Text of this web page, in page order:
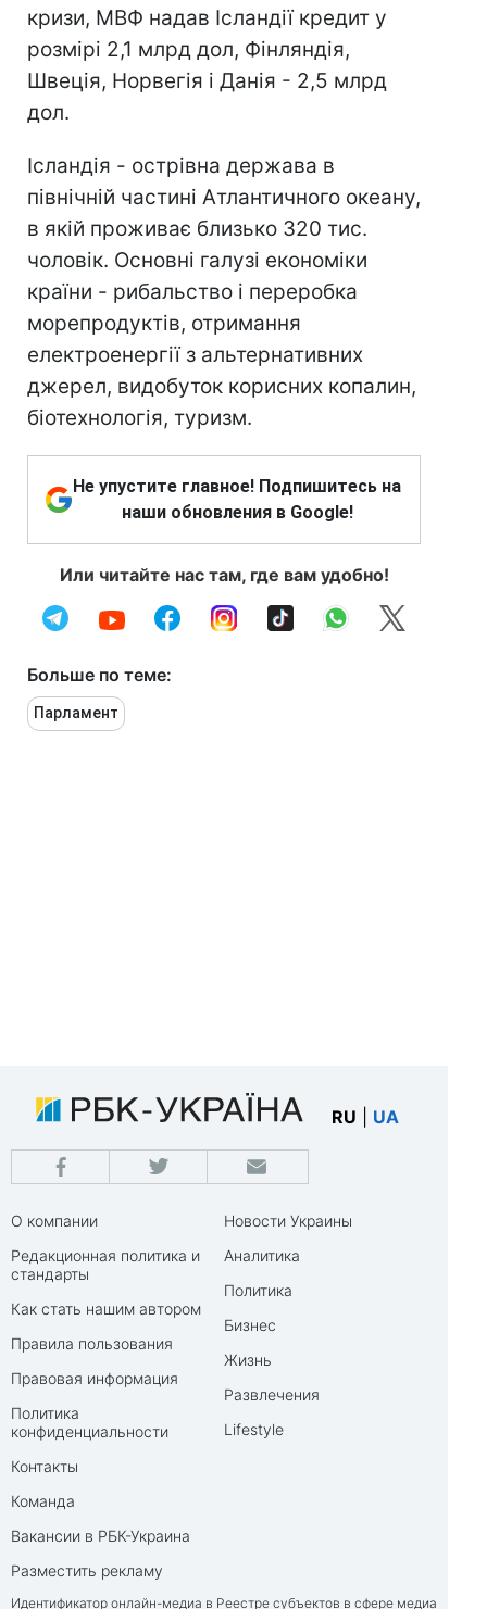
кризи, МВФ надав Ісландії кредит у
розмірі 2,1 млрд дол, Фінляндія,
Швеція, Норвегія і Данія - 2,5 млрд
дол.
Ісландія - острівна держава в
північній частині Атлантичного океану,
в якій проживає близько 320 тис.
чоловік. Основні галузі економіки
країни - рибальство і переробка
морепродуктів, отримання
електроенергії з альтернативних
джерел, видобуток корисних копалин,
біотехнологія, туризм.
Не упустите главное! Подпишитесь на
наши обновления в Google!
Или читайте нас там, где вам удобно!
Больше по теме:
Парламент
RU UA
О компании
Редакционная политика и
стандарты
Как стать нашим автором
Правила пользования
Правовая информация
Политика
конфиденциальности
Контакты
Команда
Вакансии в РБК-Украина
Разместить рекламу
Новости Украины
Аналитика
Политика
Бизнес
Жизнь
Развлечения
Lifestyle
Идентификатор онлайн-медиа в Реестре субъектов в сфере медиа